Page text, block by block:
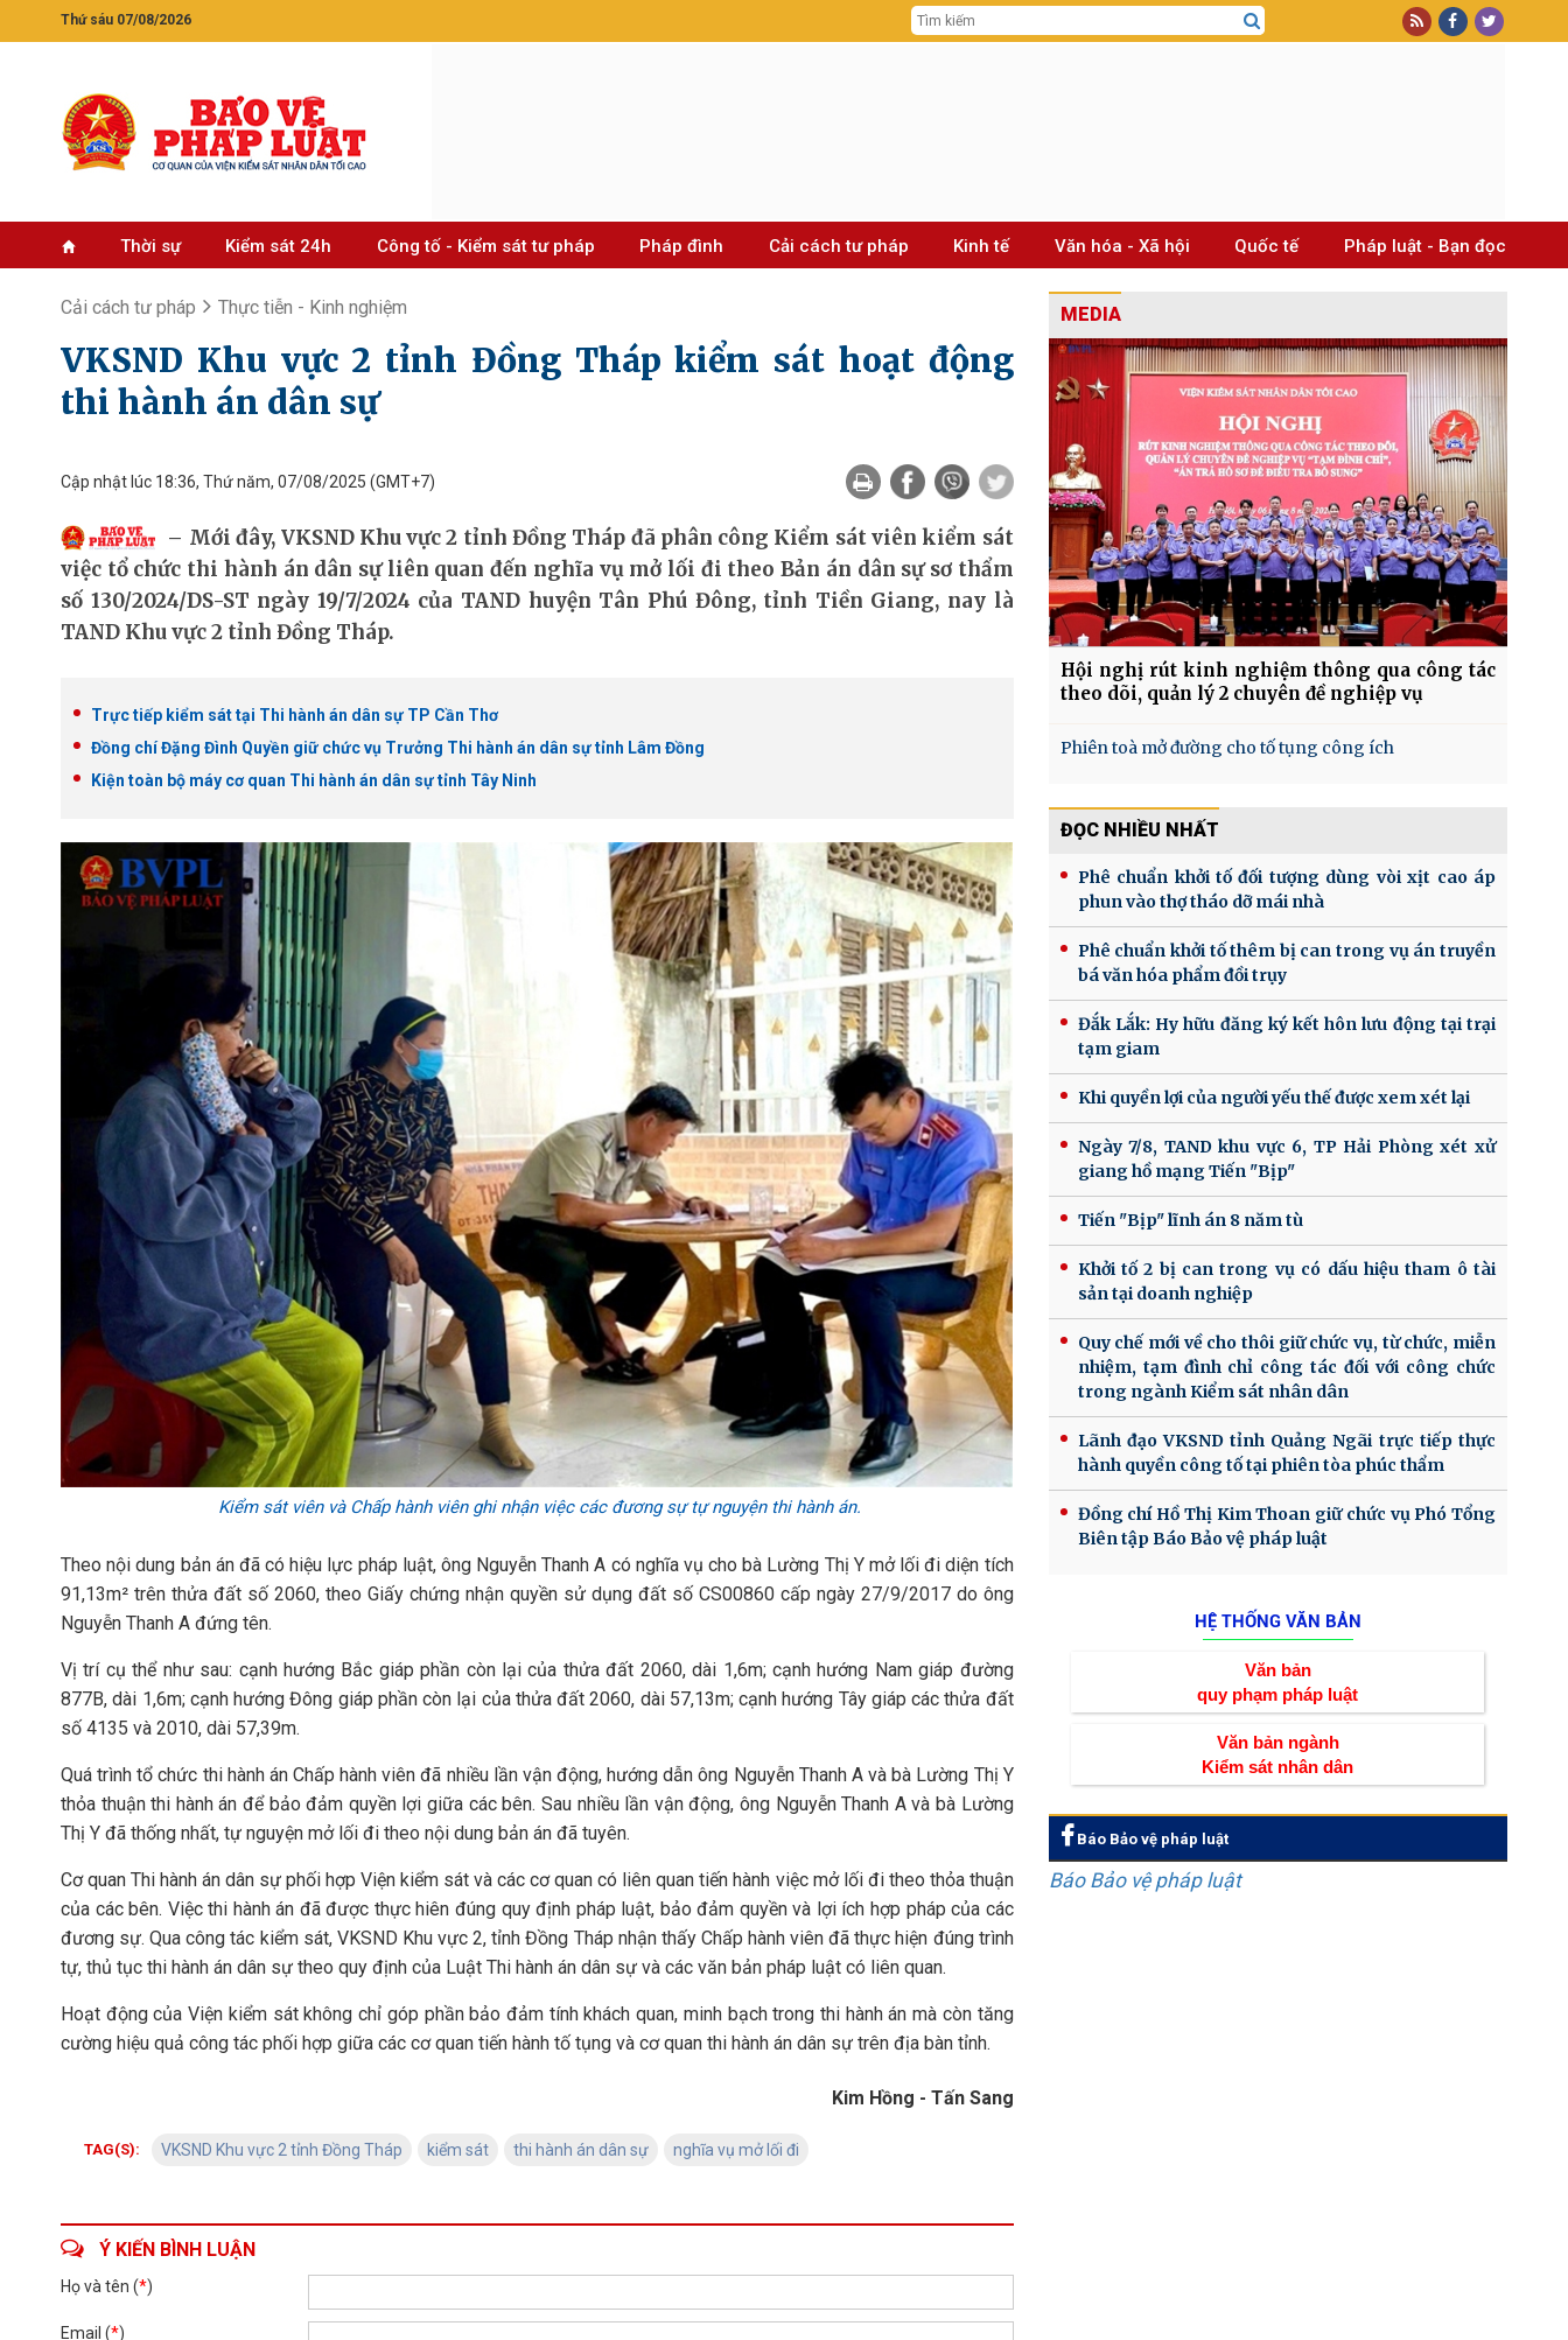
Thứ sáu 07/08/2026
Thời sự Kiểm sát 24h Công tố - Kiểm sát tư pháp Pháp đình Cải cách tư pháp Kinh tế Văn hóa - Xã hội Quốc tế Pháp luật - Bạn đọc
Cải cách tư pháp Thực tiễn - Kinh nghiệm
VKSND Khu vực 2 tỉnh Đồng Tháp kiểm sát hoạt động
thi hành án dân sự
Cập nhật lúc 18:36, Thứ năm, 07/08/2025 (GMT+7)
Mới đây, VKSND Khu vực 2 tỉnh Đồng Tháp đã phân công Kiểm sát viên kiểm sát
việc tổ chức thi hành án dân sự liên quan đến nghĩa vụ mở lối đi theo Bản án dân sự sơ thẩm
số 130/2024/DS-ST ngày 19/7/2024 của TAND huyện Tân Phú Đông, tỉnh Tiền Giang, nay là
TAND Khu vực 2 tỉnh Đồng Tháp.
Trực tiếp kiểm sát tại Thi hành án dân sự TP Cần Thơ
Đồng chí Đặng Đình Quyền giữ chức vụ Trưởng Thi hành án dân sự tỉnh Lâm Đồng
Kiện toàn bộ máy cơ quan Thi hành án dân sự tỉnh Tây Ninh
Kiểm sát viên và Chấp hành viên ghi nhận việc các đương sự tự nguyện thi hành án.
Theo nội dung bản án đã có hiệu lực pháp luật, ông Nguyễn Thanh A có nghĩa vụ cho bà Lường Thị Y mở lối đi diện tích
91,13m² trên thửa đất số 2060, theo Giấy chứng nhận quyền sử dụng đất số CS00860 cấp ngày 27/9/2017 do ông
Nguyễn Thanh A đứng tên.
Vị trí cụ thể như sau: cạnh hướng Bắc giáp phần còn lại của thửa đất 2060, dài 1,6m; cạnh hướng Nam giáp đường
877B, dài 1,6m; cạnh hướng Đông giáp phần còn lại của thửa đất 2060, dài 57,13m; cạnh hướng Tây giáp các thửa đất
số 4135 và 2010, dài 57,39m.
Quá trình tổ chức thi hành án Chấp hành viên đã nhiều lần vận động, hướng dẫn ông Nguyễn Thanh A và bà Lường Thị Y
thỏa thuận thi hành án để bảo đảm quyền lợi giữa các bên. Sau nhiều lần vận động, ông Nguyễn Thanh A và bà Lường
Thị Y đã thống nhất, tự nguyện mở lối đi theo nội dung bản án đã tuyên.
Cơ quan Thi hành án dân sự phối hợp Viện kiểm sát và các cơ quan có liên quan tiến hành việc mở lối đi theo thỏa thuận
của các bên. Việc thi hành án đã được thực hiên đúng quy định pháp luật, bảo đảm quyền và lợi ích hợp pháp của các
đương sự. Qua công tác kiểm sát, VKSND Khu vực 2, tỉnh Đồng Tháp nhận thấy Chấp hành viên đã thực hiện đúng trình
tự, thủ tục thi hành án dân sự theo quy định của Luật Thi hành án dân sự và các văn bản pháp luật có liên quan.
Hoạt động của Viện kiểm sát không chỉ góp phần bảo đảm tính khách quan, minh bạch trong thi hành án mà còn tăng
cường hiệu quả công tác phối hợp giữa các cơ quan tiến hành tố tụng và cơ quan thi hành án dân sự trên địa bàn tỉnh.
Kim Hồng - Tấn Sang
TAG(S): VKSND Khu vực 2 tỉnh Đồng Tháp kiểm sát thi hành án dân sự nghĩa vụ mở lối đi
Ý KIẾN BÌNH LUẬN
Họ và tên (*)
Email (*)
MEDIA
Hội nghị rút kinh nghiệm thông qua công tác
theo dõi, quản lý 2 chuyên đề nghiệp vụ
Phiên toà mở đường cho tố tụng công ích
ĐỌC NHIỀU NHẤT
Phê chuẩn khởi tố đối tượng dùng vòi xịt cao áp
phun vào thợ tháo dỡ mái nhà
Phê chuẩn khởi tố thêm bị can trong vụ án truyền
bá văn hóa phẩm đồi trụy
Đắk Lắk: Hy hữu đăng ký kết hôn lưu động tại trại
tạm giam
Khi quyền lợi của người yếu thế được xem xét lại
Ngày 7/8, TAND khu vực 6, TP Hải Phòng xét xử
giang hồ mạng Tiến "Bịp"
Tiến "Bịp" lĩnh án 8 năm tù
Khởi tố 2 bị can trong vụ có dấu hiệu tham ô tài
sản tại doanh nghiệp
Quy chế mới về cho thôi giữ chức vụ, từ chức, miễn
nhiệm, tạm đình chỉ công tác đối với công chức
trong ngành Kiểm sát nhân dân
Lãnh đạo VKSND tỉnh Quảng Ngãi trực tiếp thực
hành quyền công tố tại phiên tòa phúc thẩm
Đồng chí Hồ Thị Kim Thoan giữ chức vụ Phó Tổng
Biên tập Báo Bảo vệ pháp luật
HỆ THỐNG VĂN BẢN
Văn bản
quy phạm pháp luật
Văn bản ngành
Kiểm sát nhân dân
Báo Bảo vệ pháp luật